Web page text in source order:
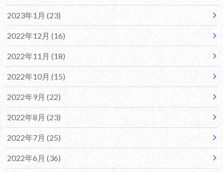
2023年1月 (23)
2022年12月 (16)
2022年11月 (18)
2022年10月 (15)
2022年9月 (22)
2022年8月 (23)
2022年7月 (25)
2022年6月 (36)